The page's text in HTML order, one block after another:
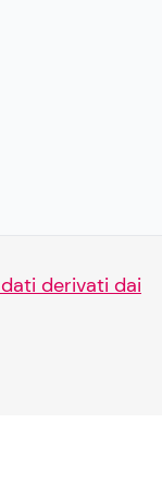
derivati dai